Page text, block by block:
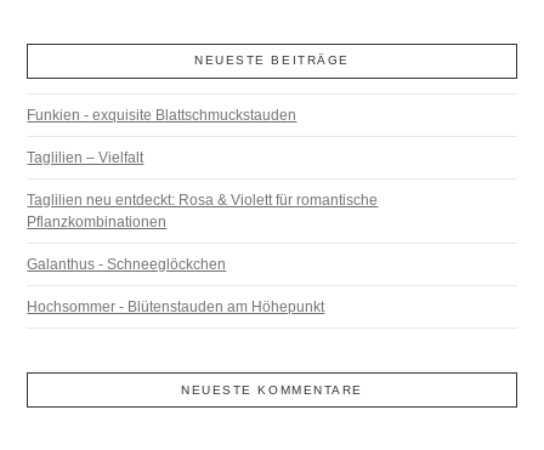
NEUESTE BEITRÄGE
Funkien - exquisite Blattschmuckstauden
Taglilien – Vielfalt
Taglilien neu entdeckt: Rosa & Violett für romantische
Pflanzkombinationen
Galanthus - Schneeglöckchen
Hochsommer - Blütenstauden am Höhepunkt
NEUESTE KOMMENTARE